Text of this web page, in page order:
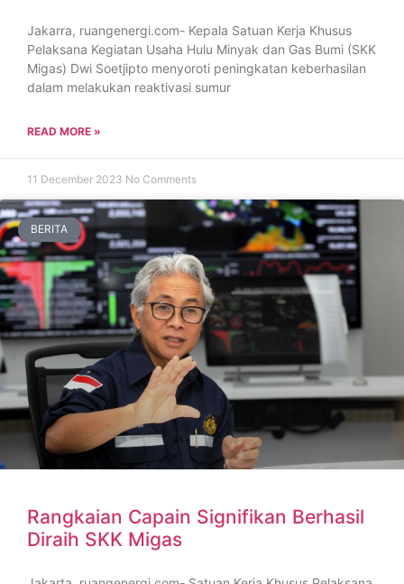
Jakarra, ruangenergi.com- Kepala Satuan Kerja Khusus
Pelaksana Kegiatan Usaha Hulu Minyak dan Gas Bumi (SKK
Migas) Dwi Soetjipto menyoroti peningkatan keberhasilan
dalam melakukan reaktivasi sumur
READ MORE »
11 December 2023 No Comments
BERITA
Rangkaian Capain Signifikan Berhasil
Diraih SKK Migas